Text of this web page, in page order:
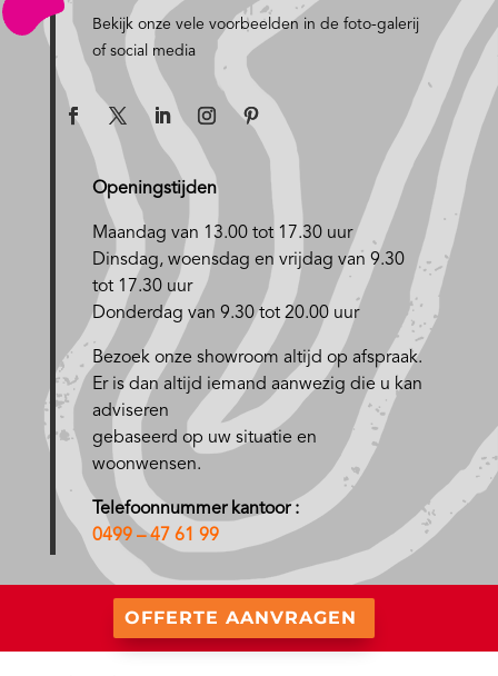
Bekijk onze vele voorbeelden in de foto-galerij
of social media
Openingstijden
Maandag van 13.00 tot 17.30 uur
Dinsdag, woensdag en vrijdag van 9.30
tot 17.30 uur
Donderdag van 9.30 tot 20.00 uur
Bezoek onze showroom altijd op afspraak.
Er is dan altijd iemand aanwezig die u kan
adviseren
gebaseerd op uw situatie en
woonwensen.
Telefoonnummer kantoor :
0499 – 47 61 99
OFFERTE AANVRAGEN